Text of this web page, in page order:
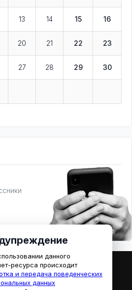
13 14 15 16
20 21 22 23
27 28 29 30
АфишаКино
данного
ресурса происходит
и передача поведенческих
данных